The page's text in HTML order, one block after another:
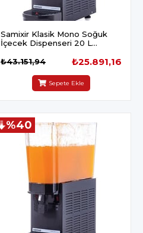
Samixir Klasik Mono Soğuk
İçecek Dispenseri 20 L
₺25.891,16
₺43.151,94
Sepete Ekle
%40